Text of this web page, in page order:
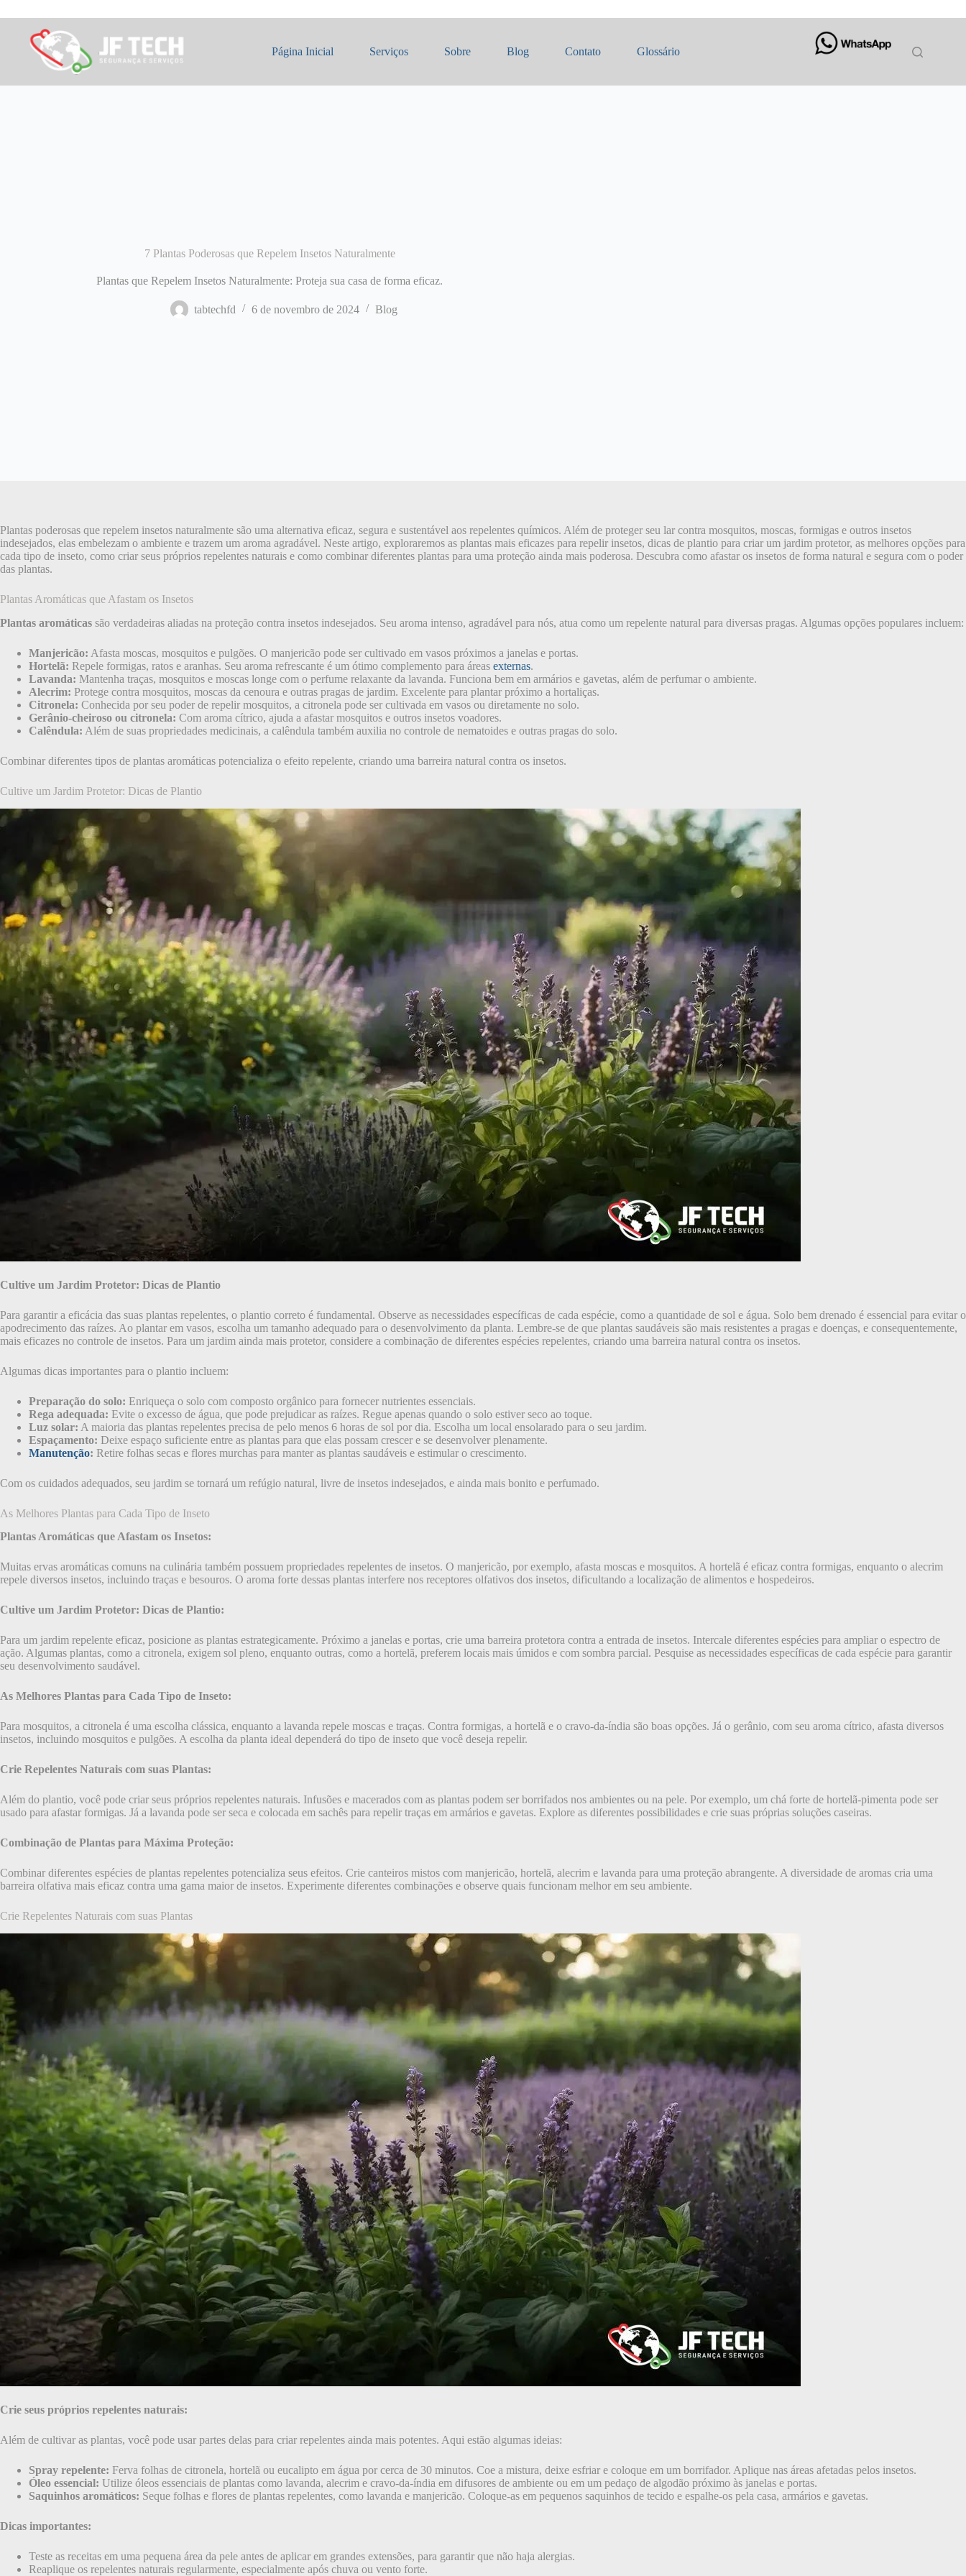
para
conteúdo
Página Inicial Serviços Sobre Blog Contato Glossário
7 Plantas Poderosas que Repelem Insetos Naturalmente
Plantas que Repelem Insetos Naturalmente: Proteja sua casa de forma eficaz.
tabtechfd 6 de novembro de 2024 Blog
Plantas poderosas que repelem insetos naturalmente são uma alternativa eficaz, segura e sustentável aos repelentes químicos. Além de proteger seu lar contra mosquitos, moscas, formigas e outros insetos
indesejados, elas embelezam o ambiente e trazem um aroma agradável. Neste artigo, exploraremos as plantas mais eficazes para repelir insetos, dicas de plantio para criar um jardim protetor, as melhores opções para
cada tipo de inseto, como criar seus próprios repelentes naturais e como combinar diferentes plantas para uma proteção ainda mais poderosa. Descubra como afastar os insetos de forma natural e segura com o poder
das plantas.
Plantas Aromáticas que Afastam os Insetos
Plantas aromáticas são verdadeiras aliadas na proteção contra insetos indesejados. Seu aroma intenso, agradável para nós, atua como um repelente natural para diversas pragas. Algumas opções populares incluem:
Manjericão: Afasta moscas, mosquitos e pulgões. O manjericão pode ser cultivado em vasos próximos a janelas e portas.
Hortelã: Repele formigas, ratos e aranhas. Seu aroma refrescante é um ótimo complemento para áreas externas.
Lavanda: Mantenha traças, mosquitos e moscas longe com o perfume relaxante da lavanda. Funciona bem em armários e gavetas, além de perfumar o ambiente.
Alecrim: Protege contra mosquitos, moscas da cenoura e outras pragas de jardim. Excelente para plantar próximo a hortaliças.
Citronela: Conhecida por seu poder de repelir mosquitos, a citronela pode ser cultivada em vasos ou diretamente no solo.
Gerânio-cheiroso ou citronela: Com aroma cítrico, ajuda a afastar mosquitos e outros insetos voadores.
Calêndula: Além de suas propriedades medicinais, a calêndula também auxilia no controle de nematoides e outras pragas do solo.
Combinar diferentes tipos de plantas aromáticas potencializa o efeito repelente, criando uma barreira natural contra os insetos.
Cultive um Jardim Protetor: Dicas de Plantio
Cultive um Jardim Protetor: Dicas de Plantio
Para garantir a eficácia das suas plantas repelentes, o plantio correto é fundamental. Observe as necessidades específicas de cada espécie, como a quantidade de sol e água. Solo bem drenado é essencial para evitar o
apodrecimento das raízes. Ao plantar em vasos, escolha um tamanho adequado para o desenvolvimento da planta. Lembre-se de que plantas saudáveis são mais resistentes a pragas e doenças, e consequentemente,
mais eficazes no controle de insetos. Para um jardim ainda mais protetor, considere a combinação de diferentes espécies repelentes, criando uma barreira natural contra os insetos.
Algumas dicas importantes para o plantio incluem:
Preparação do solo: Enriqueça o solo com composto orgânico para fornecer nutrientes essenciais.
Rega adequada: Evite o excesso de água, que pode prejudicar as raízes. Regue apenas quando o solo estiver seco ao toque.
Luz solar: A maioria das plantas repelentes precisa de pelo menos 6 horas de sol por dia. Escolha um local ensolarado para o seu jardim.
Espaçamento: Deixe espaço suficiente entre as plantas para que elas possam crescer e se desenvolver plenamente.
Manutenção: Retire folhas secas e flores murchas para manter as plantas saudáveis e estimular o crescimento.
Com os cuidados adequados, seu jardim se tornará um refúgio natural, livre de insetos indesejados, e ainda mais bonito e perfumado.
As Melhores Plantas para Cada Tipo de Inseto
Plantas Aromáticas que Afastam os Insetos:
Muitas ervas aromáticas comuns na culinária também possuem propriedades repelentes de insetos. O manjericão, por exemplo, afasta moscas e mosquitos. A hortelã é eficaz contra formigas, enquanto o alecrim
repele diversos insetos, incluindo traças e besouros. O aroma forte dessas plantas interfere nos receptores olfativos dos insetos, dificultando a localização de alimentos e hospedeiros.
Cultive um Jardim Protetor: Dicas de Plantio:
Para um jardim repelente eficaz, posicione as plantas estrategicamente. Próximo a janelas e portas, crie uma barreira protetora contra a entrada de insetos. Intercale diferentes espécies para ampliar o espectro de
ação. Algumas plantas, como a citronela, exigem sol pleno, enquanto outras, como a hortelã, preferem locais mais úmidos e com sombra parcial. Pesquise as necessidades específicas de cada espécie para garantir
seu desenvolvimento saudável.
As Melhores Plantas para Cada Tipo de Inseto:
Para mosquitos, a citronela é uma escolha clássica, enquanto a lavanda repele moscas e traças. Contra formigas, a hortelã e o cravo-da-índia são boas opções. Já o gerânio, com seu aroma cítrico, afasta diversos
insetos, incluindo mosquitos e pulgões. A escolha da planta ideal dependerá do tipo de inseto que você deseja repelir.
Crie Repelentes Naturais com suas Plantas:
Além do plantio, você pode criar seus próprios repelentes naturais. Infusões e macerados com as plantas podem ser borrifados nos ambientes ou na pele. Por exemplo, um chá forte de hortelã-pimenta pode ser
usado para afastar formigas. Já a lavanda pode ser seca e colocada em sachês para repelir traças em armários e gavetas. Explore as diferentes possibilidades e crie suas próprias soluções caseiras.
Combinação de Plantas para Máxima Proteção:
Combinar diferentes espécies de plantas repelentes potencializa seus efeitos. Crie canteiros mistos com manjericão, hortelã, alecrim e lavanda para uma proteção abrangente. A diversidade de aromas cria uma
barreira olfativa mais eficaz contra uma gama maior de insetos. Experimente diferentes combinações e observe quais funcionam melhor em seu ambiente.
Crie Repelentes Naturais com suas Plantas
Crie seus próprios repelentes naturais:
Além de cultivar as plantas, você pode usar partes delas para criar repelentes ainda mais potentes. Aqui estão algumas ideias:
Spray repelente: Ferva folhas de citronela, hortelã ou eucalipto em água por cerca de 30 minutos. Coe a mistura, deixe esfriar e coloque em um borrifador. Aplique nas áreas afetadas pelos insetos.
Óleo essencial: Utilize óleos essenciais de plantas como lavanda, alecrim e cravo-da-índia em difusores de ambiente ou em um pedaço de algodão próximo às janelas e portas.
Saquinhos aromáticos: Seque folhas e flores de plantas repelentes, como lavanda e manjericão. Coloque-as em pequenos saquinhos de tecido e espalhe-os pela casa, armários e gavetas.
Dicas importantes:
Teste as receitas em uma pequena área da pele antes de aplicar em grandes extensões, para garantir que não haja alergias.
Reaplique os repelentes naturais regularmente, especialmente após chuva ou vento forte.